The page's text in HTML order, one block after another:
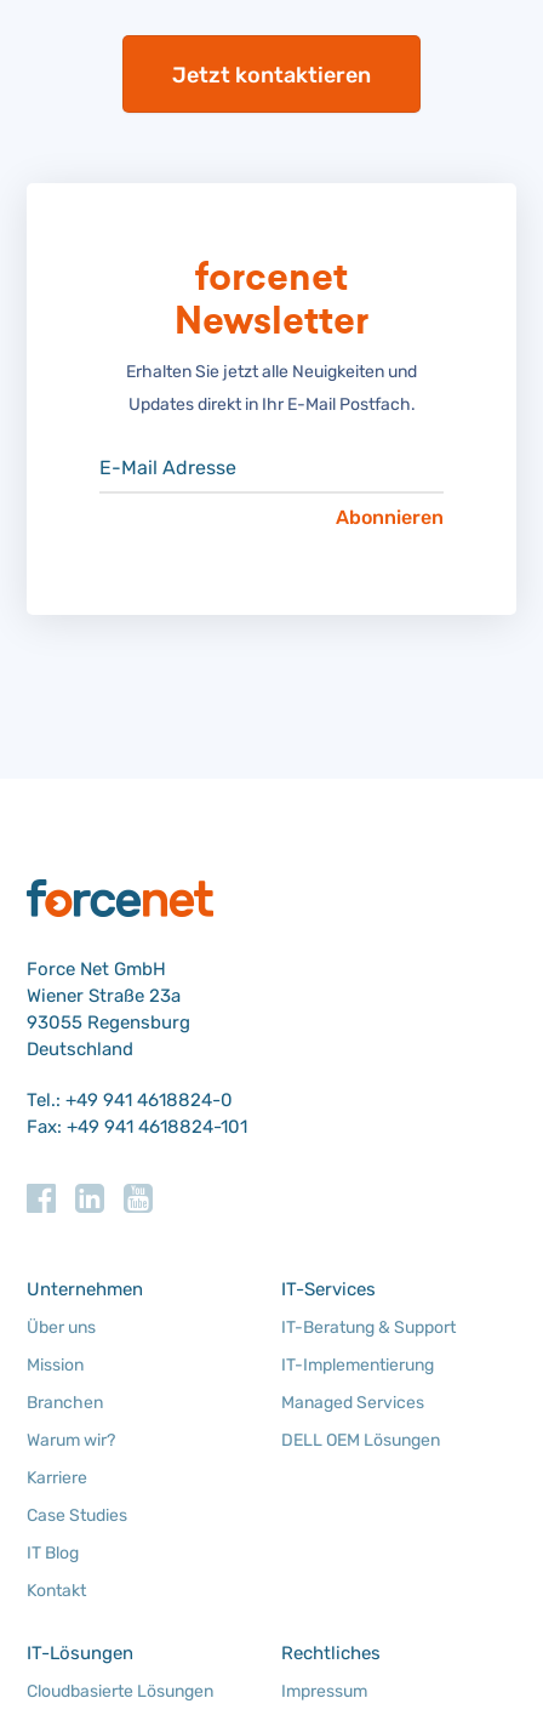
Jetzt kontaktieren
forcenet
Newsletter
Erhalten Sie jetzt alle Neuigkeiten und
Updates direkt in Ihr E-Mail Postfach.
Force Net GmbH
Wiener Straße 23a
93055 Regensburg
Deutschland
Tel.: +49 941 4618824-0
Fax: +49 941 4618824-101
Unternehmen
Über uns
Mission
Branchen
Warum wir?
Karriere
Case Studies
IT Blog
Kontakt
IT-Services
IT-Beratung & Support
IT-Implementierung
Managed Services
DELL OEM Lösungen
IT-Lösungen
Cloudbasierte Lösungen
Rechtliches
Impressum